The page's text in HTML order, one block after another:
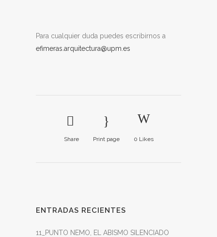
Para cualquier duda puedes escribirnos a
efimeras.arquitectura@upm.es
Share Print page 0 Likes
ENTRADAS RECIENTES
11_PUNTO NEMO, EL ABISMO SILENCIADO